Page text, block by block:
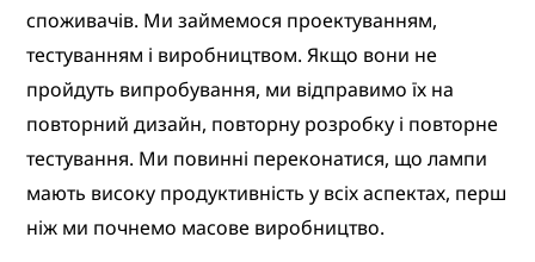
споживачів. Ми займемося проектуванням,
тестуванням і виробництвом. Якщо вони не
пройдуть випробування, ми відправимо їх на
повторний дизайн, повторну розробку і повторне
тестування. Ми повинні переконатися, що лампи
мають високу продуктивність у всіх аспектах, перш
ніж ми почнемо масове виробництво.